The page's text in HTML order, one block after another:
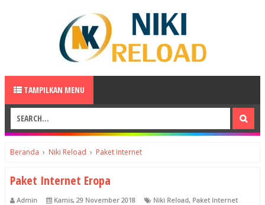
TAMPILKAN MENU
Beranda › Niki Reload › Paket Internet
Paket Internet Eropa
Admin Kamis, 29 November 2018 Niki Reload, Paket Internet